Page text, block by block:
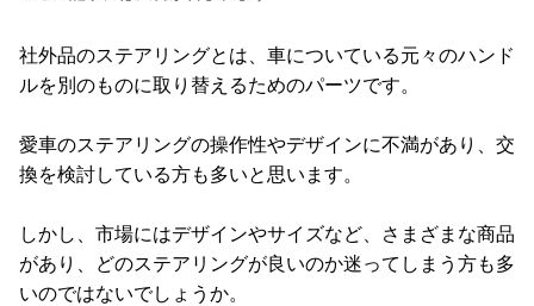
社外品のステアリングとは、車についている元々のハンド
ルを別のものに取り替えるためのパーツです。
愛車のステアリングの操作性やデザインに不満があり、交
換を検討している方も多いと思います。
しかし、市場にはデザインやサイズなど、さまざまな商品
があり、どのステアリングが良いのか迷ってしまう方も多
いのではないでしょうか。